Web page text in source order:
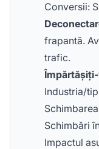
Conversii:
frapantă.
trafic.
Industria/
Schimbări
Impactul